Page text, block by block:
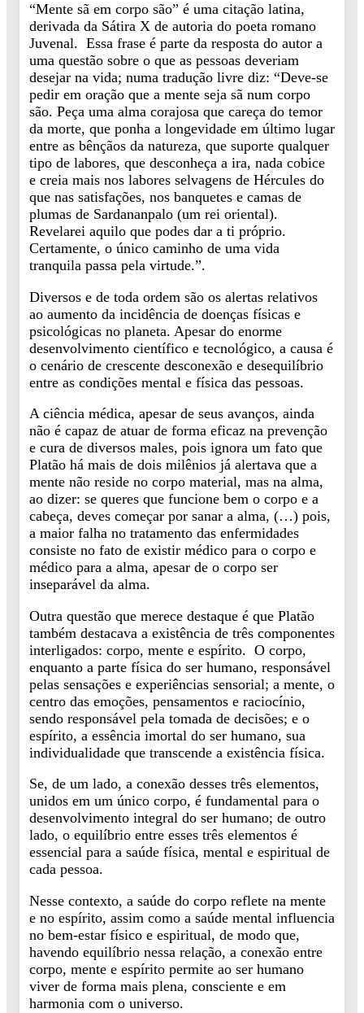
“Mente sã em corpo são” é uma citação latina,
derivada da Sátira X de autoria do poeta romano
Juvenal. Essa frase é parte da resposta do autor a
uma questão sobre o que as pessoas deveriam
desejar na vida; numa tradução livre diz: “Deve-se
pedir em oração que a mente seja sã num corpo
são. Peça uma alma corajosa que careça do temor
da morte, que ponha a longevidade em último lugar
entre as bênçãos da natureza, que suporte qualquer
tipo de labores, que desconheça a ira, nada cobice
e creia mais nos labores selvagens de Hércules do
que nas satisfações, nos banquetes e camas de
plumas de Sardananpalo (um rei oriental).
Revelarei aquilo que podes dar a ti próprio.
Certamente, o único caminho de uma vida
tranquila passa pela virtude.”.
Diversos e de toda ordem são os alertas relativos
ao aumento da incidência de doenças físicas e
psicológicas no planeta. Apesar do enorme
desenvolvimento científico e tecnológico, a causa é
o cenário de crescente desconexão e desequilíbrio
entre as condições mental e física das pessoas.
A ciência médica, apesar de seus avanços, ainda
não é capaz de atuar de forma eficaz na prevenção
e cura de diversos males, pois ignora um fato que
Platão há mais de dois milênios já alertava que a
mente não reside no corpo material, mas na alma,
ao dizer: se queres que funcione bem o corpo e a
cabeça, deves começar por sanar a alma, (…) pois,
a maior falha no tratamento das enfermidades
consiste no fato de existir médico para o corpo e
médico para a alma, apesar de o corpo ser
inseparável da alma.
Outra questão que merece destaque é que Platão
também destacava a existência de três componentes
interligados: corpo, mente e espírito. O corpo,
enquanto a parte física do ser humano, responsável
pelas sensações e experiências sensorial; a mente, o
centro das emoções, pensamentos e raciocínio,
sendo responsável pela tomada de decisões; e o
espírito, a essência imortal do ser humano, sua
individualidade que transcende a existência física.
Se, de um lado, a conexão desses três elementos,
unidos em um único corpo, é fundamental para o
desenvolvimento integral do ser humano; de outro
lado, o equilíbrio entre esses três elementos é
essencial para a saúde física, mental e espiritual de
cada pessoa.
Nesse contexto, a saúde do corpo reflete na mente
e no espírito, assim como a saúde mental influencia
no bem-estar físico e espiritual, de modo que,
havendo equilíbrio nessa relação, a conexão entre
corpo, mente e espírito permite ao ser humano
viver de forma mais plena, consciente e em
harmonia com o universo.